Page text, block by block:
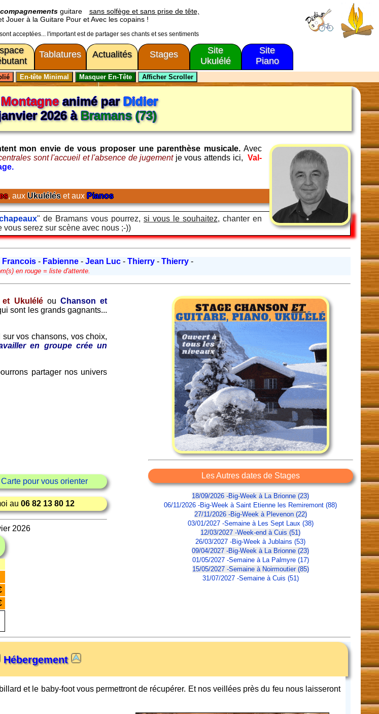
guitare
sans solfège et sans prise de tête,
Jouer à la Guitare Pour et Avec les copains !
acceptées... l'important est de partager ses chants et ses sentiments
Tablatures Actualités Stages
Site
Ukulélé
Site
Piano
animé parDidier
2026 àBramans (73)
mon envie de vous proposer une parenthèse musicale.Avec
sont l'accueil et l'absence de jugementje vous attends ici, Val-
, aux Ukuléléset aux Pianos
" de Bramans vous pourrez, si vous le souhaitez, chanter en
vous serez sur scène avec nous ;-))
Francois- Fabienne - Jean Luc - Thierry - Thierry -
en rouge = liste d'attente.
et Ukulélé ou Chanson et
sont les grands gagnants...
vos chansons, vos choix,
en groupe crée un
partager nos univers
Carte pour vous orienter
au06 82 13 80 12
2026
Les Autres dates de Stages
18/09/2026 -Big-Week à La Brionne (23)
06/11/2026 -Big-Week à Saint Etienne les Remiremont (88)
27/11/2026 -Big-Week à Plevenon (22)
03/01/2027 -Semaine à Les Sept Laux (38)
12/03/2027 -Week-end à Cuis (51)
26/03/2027 -Big-Week à Jublains (53)
09/04/2027 -Big-Week à La Brionne (23)
01/05/2027 -Semaine à La Palmyre (17)
15/05/2027 -Semaine à Noirmoutier (85)
31/07/2027 -Semaine à Cuis (51)
Hébergement
et le baby-foot vous permettront de récupérer. Et nos veillées près du feu nous laisseront